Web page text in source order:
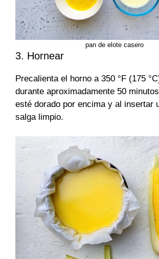
pan de elote casero
3. Hornear
Precalienta el horno a 350 °F (175
durante aproximadamente 50
esté dorado por encima y al insertar
salga limpio.